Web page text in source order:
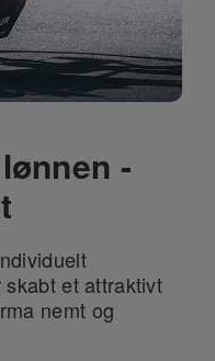
-
et attraktivt
nemt og